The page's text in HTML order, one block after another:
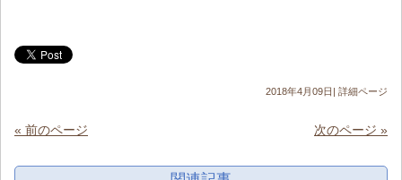
2018年4月09日| 詳細ページ
« 前のページ 次のページ »